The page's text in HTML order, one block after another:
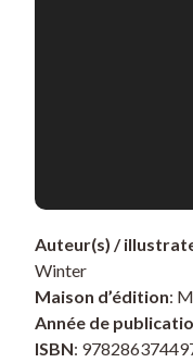
Auteur(s) /
Winter
Maison d’édition:
Année de
ISBN: